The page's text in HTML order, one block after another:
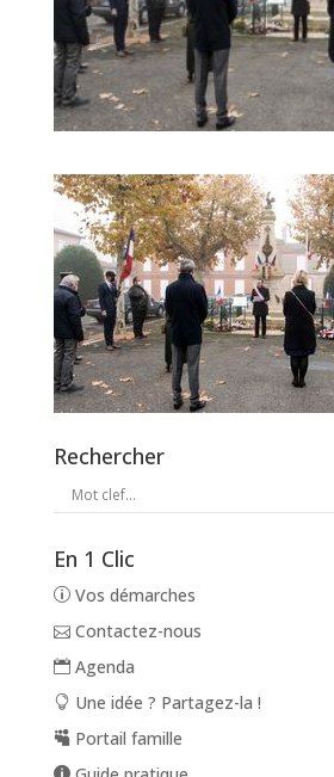
Rechercher
En 1 Clic
Vos démarches
Contactez-nous
Agenda
Une idée ? Partagez-la !
Portail famille